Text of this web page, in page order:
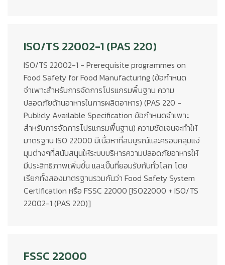
ISO/TS 22002-1 (PAS 220)
ISO/TS 22002-1 - Prerequisite programmes on
Food Safety for Food Manufacturing (ข้อกำหนด
จำเพาะสำหรับการจัดการโปรแกรมพื้นฐาน ความ
ปลอดภัยด้านอาหารในการผลิตอาหาร) (PAS 220 -
Publicly Available Specification ข้อกำหนดจำเพาะ
สำหรับการจัดการโปรแกรมพื้นฐาน) ความชัดเจนจะทำให้
มาตรฐาน ISO 22000 มีเนื้อหาที่สมบูรณ์และครอบคลุมแง่
มุมต่างๆที่สนับสนุนให้ระบบบริหารความปลอดภัยอาหารให้
มีประสิทธิภาพเพิ่มขึ้น และเป็นที่ยอมรับกันทั่วโลก โดย
เรียกทั้งสองมาตรฐานรวมกันว่า Food Safety System
Certification หรือ FSSC 22000 [ISO22000 + ISO/TS
22002-1 (PAS 220)]
FSSC 22000